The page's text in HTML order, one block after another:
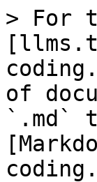
> For
of
`.md`